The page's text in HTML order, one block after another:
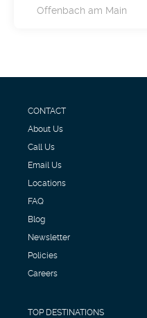
Offenbach am Main
CONTACT
About Us
Call Us
Email Us
Locations
FAQ
Blog
Newsletter
Policies
Careers
TOP DESTINATIONS